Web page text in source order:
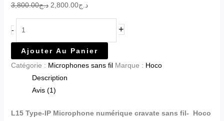
د.ج3,800.00 د.ج2,800.00
- +
Ajouter Au Panier
Catégorie : Microphones sans fil Marque : Hoco
Description
Avis (1)
L15 Type-IP Microphone numérique cravate sans fil- Hoco